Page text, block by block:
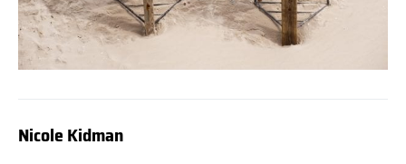
Nicole Kidman